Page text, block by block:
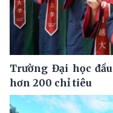
Trường Đại học
hơn 200 chỉ tiêu